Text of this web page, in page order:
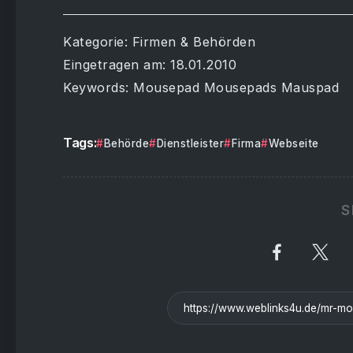
Kategorie: Firmen & Behörden
Eingetragen am: 18.01.2010
Keywords: Mousepad Mousepads Mauspad
Tags: Behörde Dienstleister Firma Webseite